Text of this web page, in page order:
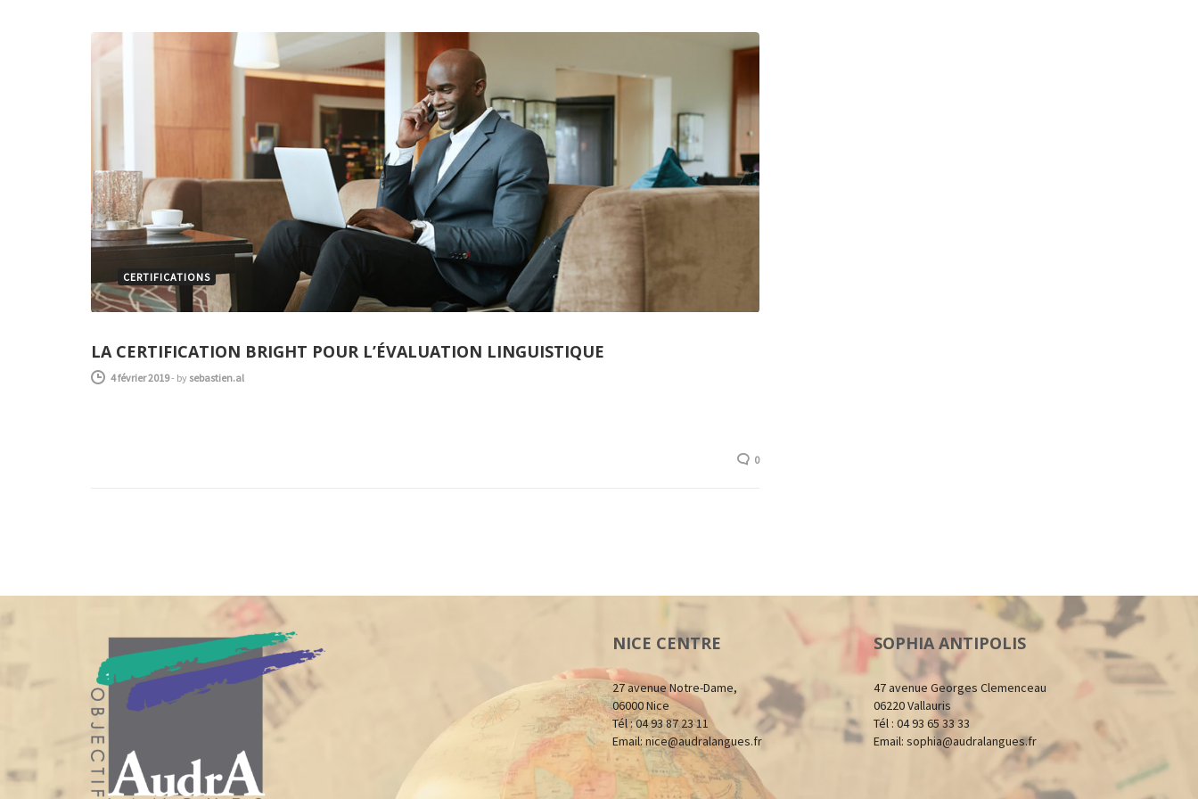
CERTIFICATIONS
LA CERTIFICATION BRIGHT POUR L’ÉVALUATION LINGUISTIQUE
4 février 2019- by sebastien.al
0
NICE CENTRE
27 avenue Notre-Dame,
06000 Nice
Tél : 04 93 87 23 11
Email: nice@audralangues.fr
SOPHIA ANTIPOLIS
47 avenue Georges Clemenceau
06220 Vallauris
Tél : 04 93 65 33 33
Email: sophia@audralangues.fr